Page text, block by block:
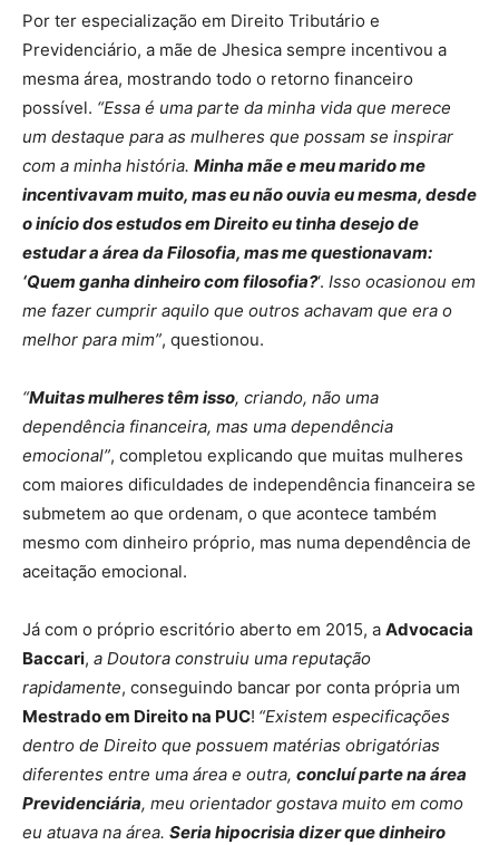
Por ter especialização em Direito Tributário e
Previdenciário, a mãe de Jhesica sempre incentivou a
mesma área, mostrando todo o retorno financeiro
possível. “Essa é uma parte da minha vida que merece
um destaque para as mulheres que possam se inspirar
com a minha história. Minha mãe e meu marido me
incentivavam muito, mas eu não ouvia eu mesma, desde
o início dos estudos em Direito eu tinha desejo de
estudar a área da Filosofia, mas me questionavam:
‘Quem ganha dinheiro com filosofia?‘. Isso ocasionou em
me fazer cumprir aquilo que outros achavam que era o
melhor para mim”, questionou.
“Muitas mulheres têm isso, criando, não uma
dependência financeira, mas uma dependência
emocional”, completou explicando que muitas mulheres
com maiores dificuldades de independência financeira se
submetem ao que ordenam, o que acontece também
mesmo com dinheiro próprio, mas numa dependência de
aceitação emocional.
Já com o próprio escritório aberto em 2015, a Advocacia
Baccari, a Doutora construiu uma reputação
rapidamente, conseguindo bancar por conta própria um
Mestrado em Direito na PUC! “Existem especificações
dentro de Direito que possuem matérias obrigatórias
diferentes entre uma área e outra, concluí parte na área
Previdenciária, meu orientador gostava muito em como
eu atuava na área. Seria hipocrisia dizer que dinheiro